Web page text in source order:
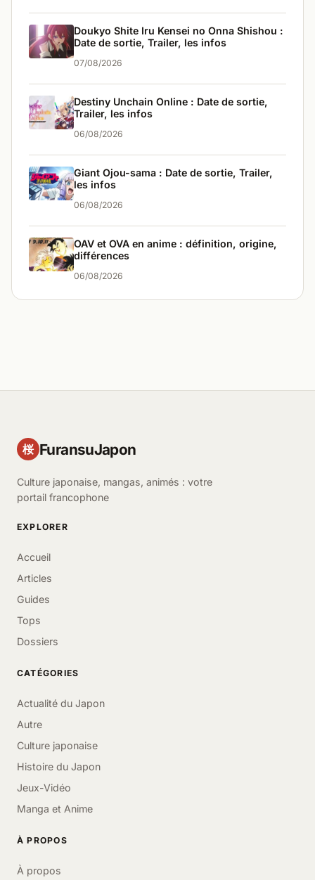
Doukyo Shite Iru Kensei no Onna Shishou :
Date de sortie, Trailer, les infos
07/08/2026
Destiny Unchain Online : Date de sortie,
Trailer, les infos
06/08/2026
Giant Ojou-sama : Date de sortie, Trailer,
les infos
06/08/2026
OAV et OVA en anime : définition, origine,
différences
06/08/2026
桜 FuransuJapon
Culture japonaise, mangas, animés : votre
portail francophone
EXPLORER
Accueil
Articles
Guides
Tops
Dossiers
CATÉGORIES
Actualité du Japon
Autre
Culture japonaise
Histoire du Japon
Jeux-Vidéo
Manga et Anime
À PROPOS
À propos